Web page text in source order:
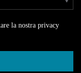
la nostra privacy